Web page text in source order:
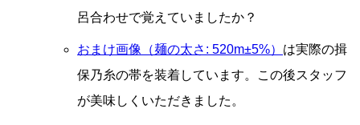
呂合わせで覚えていましたか？
おまけ画像（麺の太さ: 520m±5%） は実際の揖
保乃糸の帯を装着しています。この後スタッフ
が美味しくいただきました。